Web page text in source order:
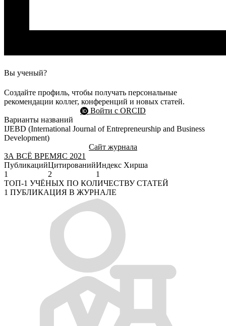
Вы ученый?
Создайте профиль, чтобы получать персональные
рекомендации коллег, конференций и новых статей.
Войти с ORCID
Варианты названий
IJEBD (International Journal of Entrepreneurship and Business
Development)
Сайт журнала
ЗА ВСЁ ВРЕМЯС 2021
Публикаций
1
Цитирований
2
Индекс Хирша
1
ТОП-1 УЧЁНЫХ ПО КОЛИЧЕСТВУ СТАТЕЙ
1 ПУБЛИКАЦИЯ В ЖУРНАЛЕ